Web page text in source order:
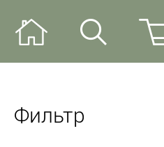
Фильтр